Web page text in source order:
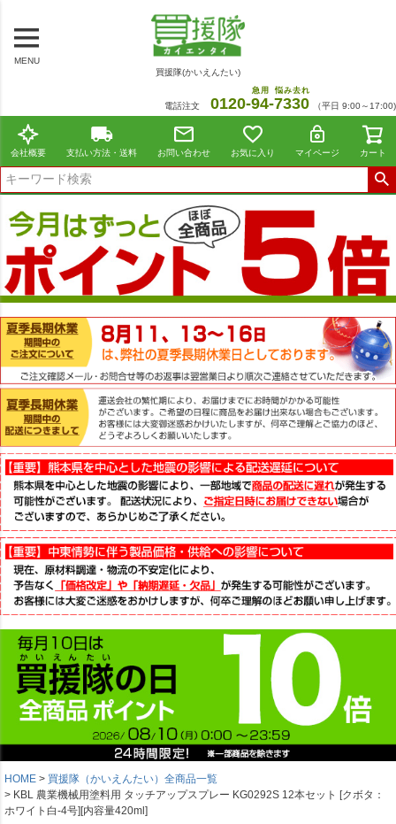
MENU
買援隊(かいえんたい)
電話注文 0120-94
急用
-7330
悩み去れ
（平日 9:00～17:00)
会社概要 支払い方法・送料 お問い合わせ お気に入り マイページ カート
HOME
買援隊（かいえんたい）全商品一覧
KBL 農業機械用塗料用 タッチアップスプレー KG0292S 12本セット [クボタ：
ホワイト白-4号][内容量420ml]